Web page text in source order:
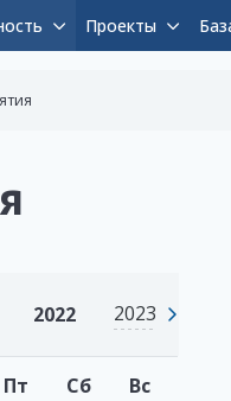
Проекты
2022 2023
Пт Сб Вс